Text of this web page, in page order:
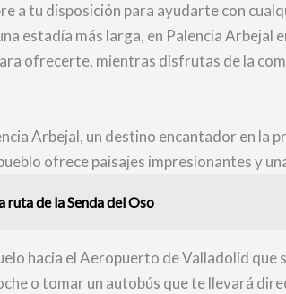
a tu disposición para ayudarte con
estadía más larga, en Palencia
ofrecerte, mientras disfrutas de la
Arbejal, un destino encantador en la
ofrece paisajes impresionantes y
ruta de la Senda del Oso
hacia el Aeropuerto de Valladolid
o tomar un autobús que te llevará